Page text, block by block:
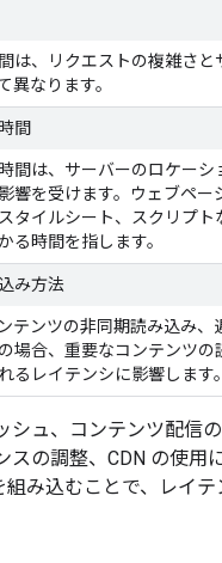
は、リクエストの複雑さと
異なります。
間
間は、サーバーのロケーシ
響を受けます。ウェブペー
タイルシート、スクリプト
る時間を指します。
み方法
テンツの非同期読み込み、
場合、重要なコンテンツの
るレイテンシに影響します。
シュ、コンテンツ配信
スの調整、CDN の使用
み込むことで、レイテ